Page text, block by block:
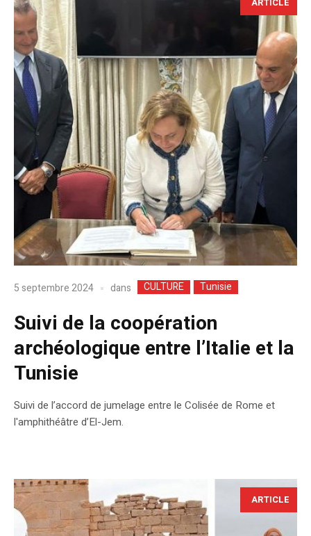
5 septembre 2024 dans CULTURE Tunisie
Suivi de la coopération
archéologique entre l’Italie et la
Tunisie
Suivi de l’accord de jumelage entre le Colisée de Rome et
l'amphithéâtre d’El-Jem.
ARTICLE